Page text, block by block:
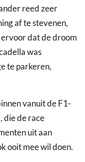
reed zeer
af te stevenen,
dat de droom
was
te parkeren,
vanuit de F1-
die de race
uit aan
ooit mee wil doen.